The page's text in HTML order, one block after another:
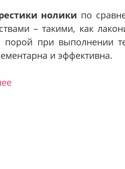
нолики по
– такими, как
порой при выполнении
и эффективна.